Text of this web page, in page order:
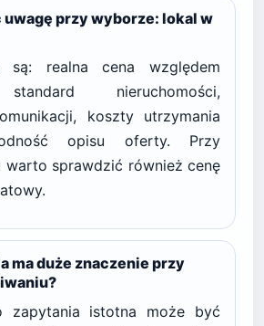
uwagę przy wyborze: lokal w
są: realna cena względem
nieruchomości,
koszty utrzymania
opisu oferty. Przy
warto sprawdzić również cenę
ma duże znaczenie przy
zapytania istotna może być